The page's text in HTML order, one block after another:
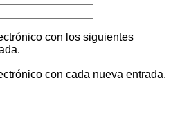
con los siguientes
con cada nueva entrada.